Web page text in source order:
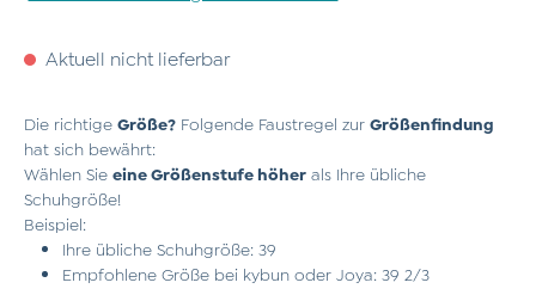
Aktuell nicht lieferbar
Die richtige Größe? Folgende Faustregel zur Größenfindung
hat sich bewährt:
Wählen Sie eine Größenstufe höher als Ihre übliche
Schuhgröße!
Beispiel:
Ihre übliche Schuhgröße: 39
Empfohlene Größe bei kybun oder Joya: 39 2/3